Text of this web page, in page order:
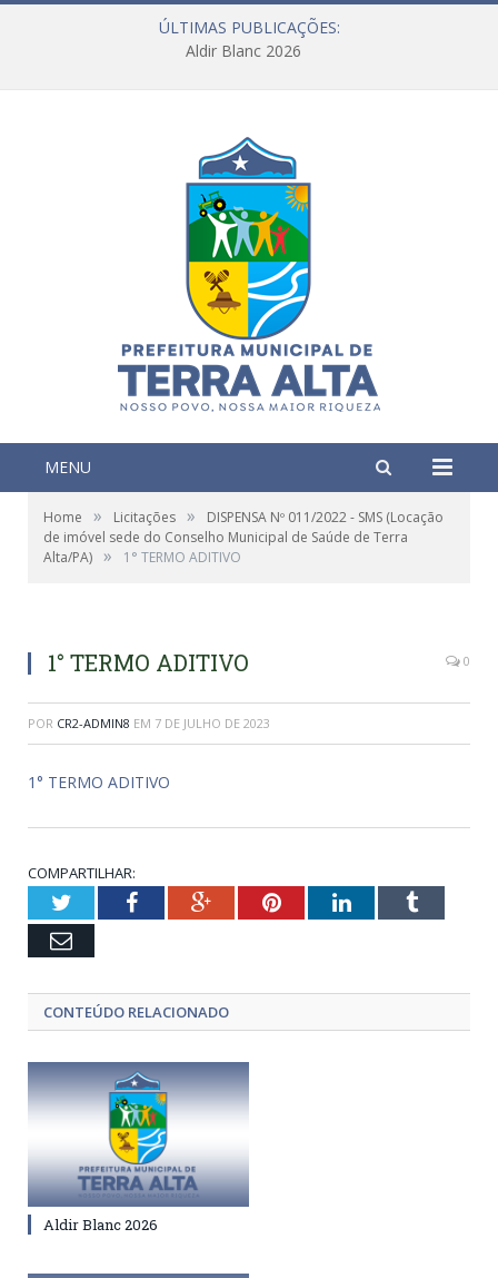
ÚLTIMAS PUBLICAÇÕES:
Aldir Blanc 2026
MENU
Home » Licitações »
DISPENSA Nº 011/2022 - SMS (Locação
de imóvel sede do Conselho Municipal de Saúde de Terra
Alta/PA) » 1° TERMO ADITIVO
1° TERMO ADITIVO 0
POR CR2-ADMIN8 EM 7 DE JULHO DE 2023
1° TERMO ADITIVO
COMPARTILHAR:
TwitterFacebookGoogle+PinterestLinkedInTumblr
Email
CONTEÚDO RELACIONADO
Aldir Blanc 2026